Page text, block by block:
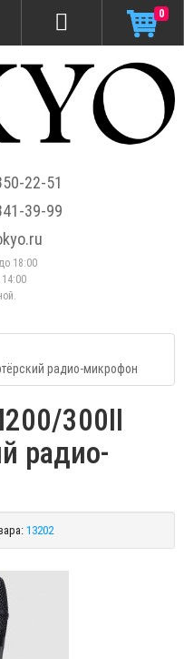
22-51
39-99
18:00
0
радио-микрофон
300II
радио-
13202